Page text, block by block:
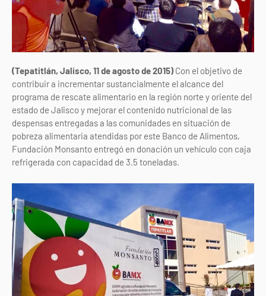
(Tepatitlán, Jalisco, 11 de agosto de 2015)Con el objetivo de
contribuir a incrementar sustancialmente el alcance del
programa de rescate alimentario en la región norte y oriente del
estado de Jalisco y mejorar el contenido nutricional de las
despensas entregadas a las comunidades en situación de
pobreza alimentaria atendidas por este Banco de Alimentos,
Fundación Monsanto entregó en donación un vehículo con caja
refrigerada con capacidad de 3.5 toneladas.